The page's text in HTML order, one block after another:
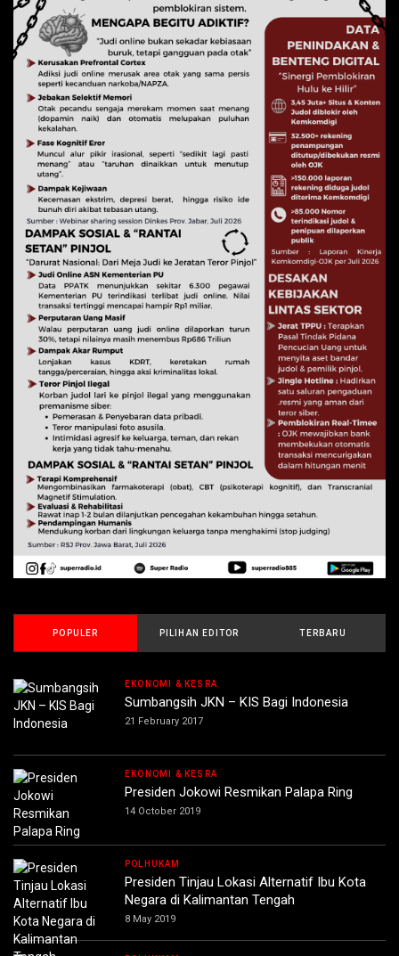
POPULER PILIHAN EDITOR TERBARU
EKONOMI & KESRA
Sumbangsih JKN – KIS Bagi Indonesia
21 February 2017
EKONOMI & KESRA
Presiden Jokowi Resmikan Palapa Ring
14 October 2019
POLHUKAM
Presiden Tinjau Lokasi Alternatif Ibu Kota
Negara di Kalimantan Tengah
8 May 2019